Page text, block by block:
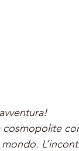
cosmopolite